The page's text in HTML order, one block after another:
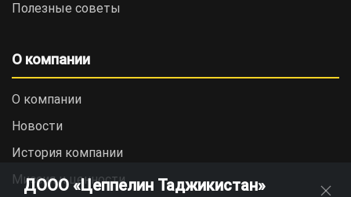
Полезные советы
О компании
О компании
Новости
История компании
Миссия и ценности
ДООО «Цеппелин Таджикистан»